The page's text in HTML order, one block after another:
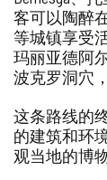
本
中
添
加/
删
除
型
外
部
网
站
客可以陶醉
等城镇享受
玛丽亚德阿
波克罗洞穴
这条路线的
的建筑和环
观当地的博物